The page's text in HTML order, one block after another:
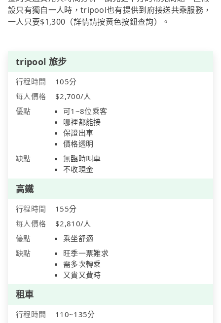
設只有獨自一人時，tripool也有提供到府接送共乘服務，
一人只要$1,300（詳情請按黃色按鈕查詢）。
tripool 旅步
行程時間
105分
每人價格
$2,700/人
優點
可1~8位乘客
哪裡都能接
保證出車
價格透明
缺點
無臨時叫車
不收現金
高鐵
行程時間
155分
每人價格
$2,810/人
優點
乘坐舒適
缺點
旺季一票難求
需多次轉乘
又貴又費時
租車
行程時間
110~135分